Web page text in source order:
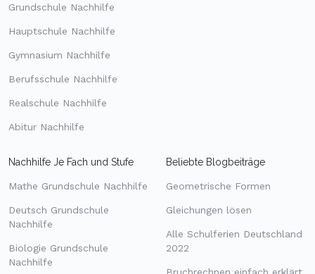
Grundschule Nachhilfe
Hauptschule Nachhilfe
Gymnasium Nachhilfe
Berufsschule Nachhilfe
Realschule Nachhilfe
Abitur Nachhilfe
Nachhilfe Je Fach und Stufe
Mathe Grundschule Nachhilfe
Deutsch Grundschule
Nachhilfe
Biologie Grundschule
Nachhilfe
Beliebte Blogbeiträge
Geometrische Formen
Gleichungen lösen
Alle Schulferien Deutschland
2022
Bruchrechnen einfach erklärt